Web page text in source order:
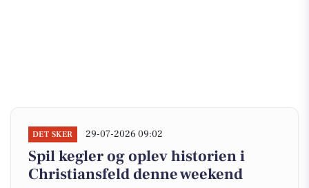
DET SKER 29-07-2026 09:02
Spil kegler og oplev historien i
Christiansfeld denne weekend